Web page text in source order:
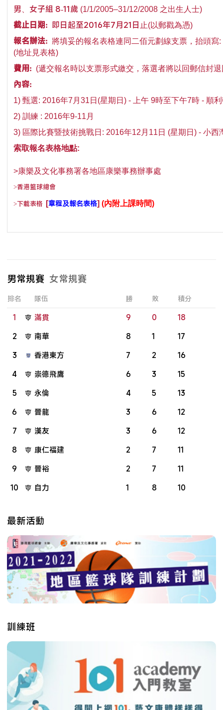
男、女子組 8-11歲 (1/1/2005–31/12/2008 之出生人士)
截止日期: 即日起至2016年7月21日止(以郵戳為憑)
報名辦法: 將填妥的報名表格連同二佰元劃線支票，抬頭
(地址見表格)
費用: (遞交報名時以支票形式繳交，落選者將以回郵信封
內容:
1) 甄選: 2016年7月31日(星期日) - 上午 9時至下午7時 - 順
2)訓練 : 2016年9-11 月
3) 區際比賽暨技術挑戰日: 2016年12月11日 (星期日) - 小西
索取報名表格地點:
>康樂及文化事務署各地區康樂事務辦事處
>香港籃球總會
>下載表格 [章程及報名表格](內附上課時間)
男常規賽 女常規賽
排名 隊伍 勝 敗 積分
1 滿貫 9 0
18
2
南華 8 1
17
3
香港東方 7 2
16
4
崇德飛鷹 6 3
15
5
永倫 4 5
13
6
晉龍 3 6
12
7
漢友 3 6
12
8
康仁福建 2 7
11
9
晉裕 2 7
11
10
自力 1 8 10
最新活動
訓練班